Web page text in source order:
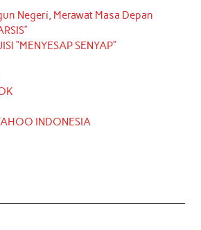
Negeri, Merawat Masa Depan
“MENYESAP SENYAP”
INDONESIA